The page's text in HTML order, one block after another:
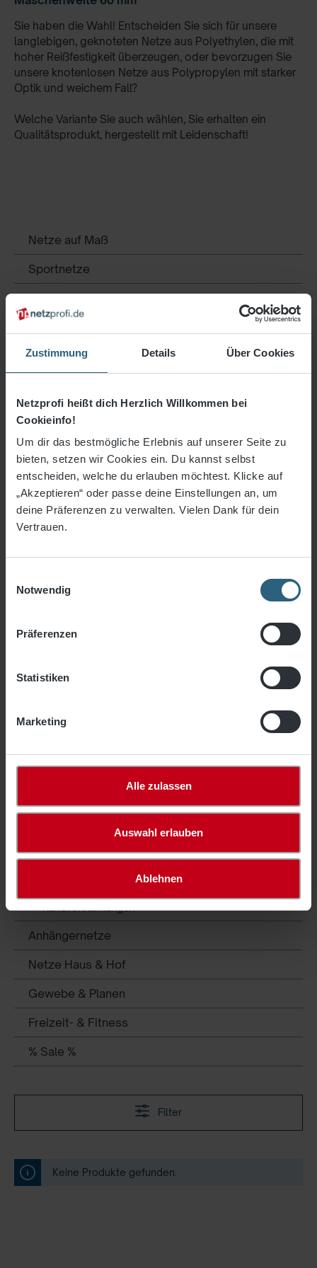
Zustimmung Details Über Cookies
Netzprofi heißt dich Herzlich Willkommen bei
Cookieinfo!
Um dir das bestmögliche Erlebnis auf unserer Seite zu
bieten, setzen wir Cookies ein. Du kannst selbst
entscheiden, welche du erlauben möchtest. Klicke auf
„Akzeptieren“ oder passe deine Einstellungen an, um
deine Präferenzen zu verwalten. Vielen Dank für dein
Vertrauen.
Notwendig
Präferenzen
Statistiken
Marketing
Alle zulassen
Auswahl erlauben
Ablehnen
Sie haben die Wahl! Entscheiden Sie sich für unsere
langlebigen, geknoteten Netze aus Polyethylen, die mit
hoher Reißfestigkeit überzeugen, oder bevorzugen Sie
unsere knotenlosen Netze aus Polypropylen mit starker
Optik und weichem Fall?
Welche Variante Sie auch wählen, Sie erhalten ein
Qualitätsprodukt, hergestellt mit Leidenschaft!
Netze auf Maß
Sportnetze
Sportplatz - Zubehör
Industrienetze
Netze für Biogasanlagen
Bühnennetze
Schutznetze Kindergarten
Regalsicherungsnetze
Gurtbandnetze DEKRA / VDI
Maschenweite 20 mm
Maschenweite 40 mm
Maschenweite 120 mm
Maschenweite 130 mm
Maschenweite 200 mm
Randverstärkungen
Zubehör Netzmontage
Randverstärkungen
Anhängernetze
Netze Haus & Hof
Gewebe & Planen
Freizeit- & Fitness
% Sale %
Filter
Keine Produkte gefunden.